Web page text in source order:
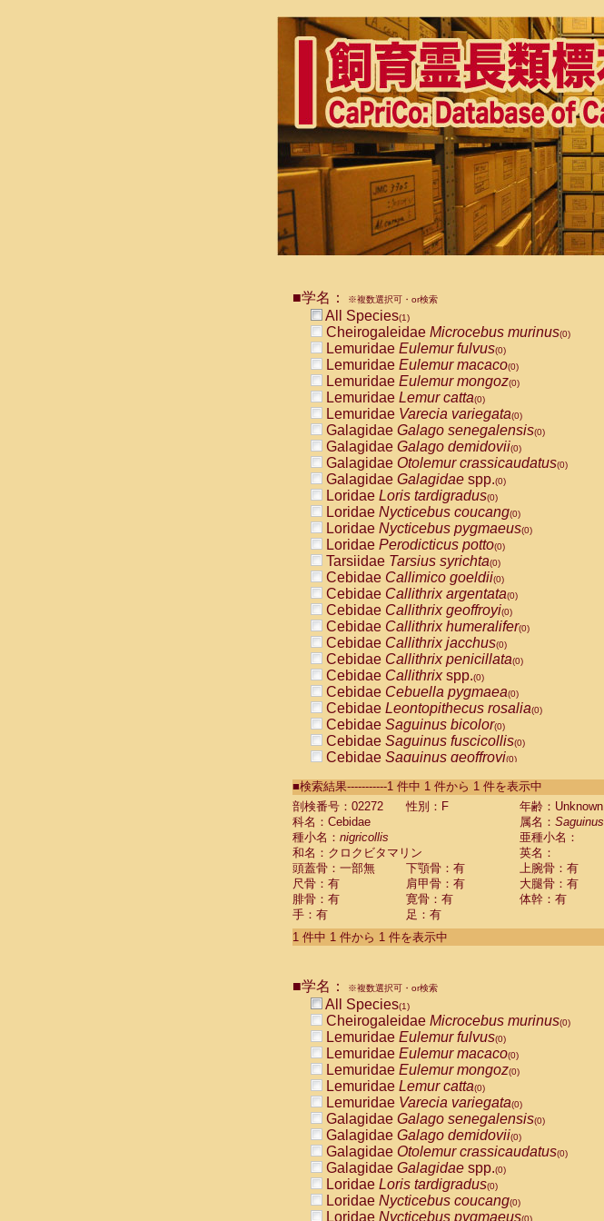
■学名： ※複数選択可・or検索
All Species(1)
Cheirogaleidae Microcebus murinus(0)
Lemuridae Eulemur fulvus(0)
Lemuridae Eulemur macaco(0)
Lemuridae Eulemur mongoz(0)
Lemuridae Lemur catta(0)
Lemuridae Varecia variegata(0)
Galagidae Galago senegalensis(0)
Galagidae Galago demidovii(0)
Galagidae Otolemur crassicaudatus(0)
Galagidae Galagidae spp.(0)
Loridae Loris tardigradus(0)
Loridae Nycticebus coucang(0)
Loridae Nycticebus pygmaeus(0)
Loridae Perodicticus potto(0)
Tarsiidae Tarsius syrichta(0)
Cebidae Callimico goeldii(0)
Cebidae Callithrix argentata(0)
Cebidae Callithrix geoffroyi(0)
Cebidae Callithrix humeralifer(0)
Cebidae Callithrix jacchus(0)
Cebidae Callithrix penicillata(0)
Cebidae Callithrixspp.(0)
Cebidae Cebuella pygmaea(0)
Cebidae Leontopithecus rosalia(0)
Cebidae Saguinus bicolor(0)
Cebidae Saguinus fuscicollis(0)
Cebidae Saguinus geoffroyi(0)
CebidaeSaguinus labiatus(0)
Cebidae Saguinus leucopus (0)
Cebidae
CebidaeSaguinus mystax
CebidaeSaguinus nigricollis (1)
Cebidae Saguinus oedipus
Cebidae Saguinus weddelli
Cebidae Saguinusspp.
Cebidae Aotus trivirgatus
Cebidae Cebus albifrons
CebidaeCebus nigrivittatus
CebidaeCebus
CebidaeSaimiri boliviensis(0)
CebidaeSaimiri sciureus(0)
AtelidaeAlouatta caraya(0)
AtelidaeAlouatta fusca(0)
AtelidaeAlouatta seniculus
AtelidaeAlouattaspp.(0)
AtelidaeAteles belzebuth(0)
AtelidaeAteles geoffroyi(0)
AtelidaeAteles paniscus(0)
AtelidaeAtelesspp.(0)
Atelidae Lagothrix lagothricha
AtelidaeLagothrix lagothricha cana
PitheciidaeCacajao calvus rubicundus
■検索結果-----------1 件中 1 件から 1 件を表示中
剖検番号：02272
性別：F
年齢：Unknown
科名：Cebidae
属名： Saguinus
種小名： nigricollis
亜種小名：
和名：クロクビタマリン
英名：
頭蓋骨：一部無
下顎骨：有 上腕骨：有
尺骨：有
肩甲骨：有 大腿骨：有
腓骨：有
寛骨：有
体幹：有
手：有
足：有
1 件中 1 件から 1 件を表示中
■学名： ※複数選択可・or検索
All Species(1)
Cheirogaleidae Microcebus murinus(0)
Lemuridae Eulemur fulvus(0)
Lemuridae Eulemur macaco(0)
Lemuridae Eulemur mongoz(0)
Lemuridae Lemur catta(0)
Lemuridae Varecia variegata(0)
Galagidae Galago senegalensis(0)
Galagidae Galago demidovii(0)
Galagidae Otolemur crassicaudatus(0)
Galagidae Galagidae spp.(0)
Loridae Loris tardigradus(0)
Loridae Nycticebus coucang(0)
Loridae Nycticebus pygmaeus(0)